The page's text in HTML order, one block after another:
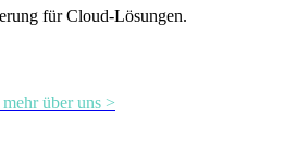
für Cloud-Lösungen.
über uns >